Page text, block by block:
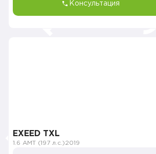
Консультация
EXEED TXL
1.6 AMT (197 л.с.)2019